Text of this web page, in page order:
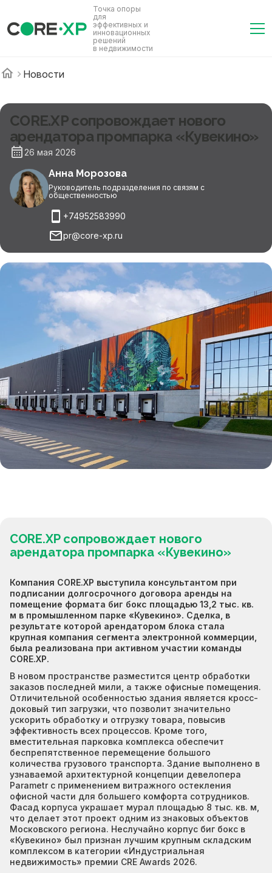
Точка опоры
для
эффективных и
инновационных
решений
в недвижимости
Новости
CORE.XP сопровождает нового
арендатора промпарка «Кувекино»
26 мая 2026
Анна Морозова
Руководитель подразделения по связям с
общественностью
+74952583990
pr@core-xp.ru
CORE.XP сопровождает нового
арендатора промпарка «Кувекино»
Компания CORE.XP выступила консультантом при
подписании долгосрочного договора аренды на
помещение формата биг бокс площадью 13,2 тыс. кв.
м в промышленном парке «Кувекино». Сделка, в
результате которой арендатором блока стала
крупная компания сегмента электронной коммерции,
была реализована при активном участии команды
CORE.XP.
В новом пространстве разместится центр обработки
заказов последней мили, а также офисные помещения.
Отличительной особенностью здания является кросс-
доковый тип загрузки, что позволит значительно
ускорить обработку и отгрузку товара, повысив
эффективность всех процессов. Кроме того,
вместительная парковка комплекса обеспечит
беспрепятственное перемещение большого
количества грузового транспорта. Здание выполнено в
узнаваемой архитектурной концепции девелопера
Parametr с применением витражного остекления
офисной части для большего комфорта сотрудников.
Фасад корпуса украшает мурал площадью 8 тыс. кв. м,
что делает этот проект одним из знаковых объектов
Московского региона. Неслучайно корпус биг бокс в
«Кувекино» был признан лучшим крупным складским
комплексом в категории «Индустриальная
недвижимость» премии CRE Awards 2026.